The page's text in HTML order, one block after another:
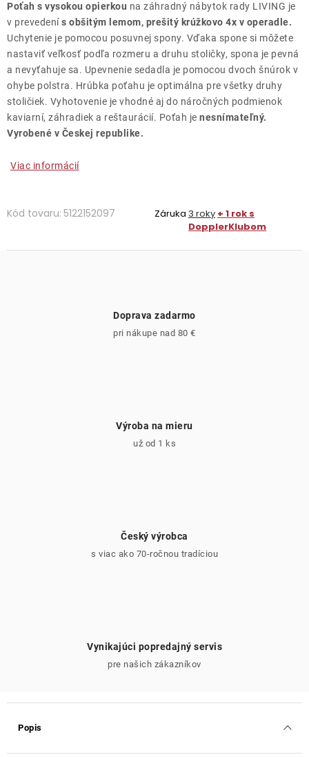
Poťah s vysokou opierkou na záhradný nábytok rady LIVING je
v prevedenís obšitým lemom, prešitý krúžkovo 4x v operadle.
Uchytenie je pomocou posuvnej spony. Vďaka spone si môžete
nastaviť veľkosť podľa rozmeru a druhu stoličky, spona je pevná
a nevyťahuje sa. Upevnenie sedadla je pomocou dvoch šnúrok v
ohybe polstra. Hrúbka poťahu je optimálna pre všetky druhy
stoličiek. Vyhotovenie je vhodné aj do náročných podmienok
kaviarní, záhradiek a reštaurácií. Poťah je nesnímateľný.
Vyrobené v Českej republike.
Viac informácií
Kód tovaru: 5122152097 Záruka 3 roky + 1 rok s
DopplerKlubom
Doprava zadarmo
pri nákupe nad 80 €
Výroba na mieru
už od 1 ks
Český výrobca
s viac ako 70-ročnou tradíciou
Vynikajúci popredajný servis
pre našich zákazníkov
Popis